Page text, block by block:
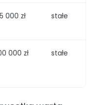
000 zł stałe
000 zł stałe